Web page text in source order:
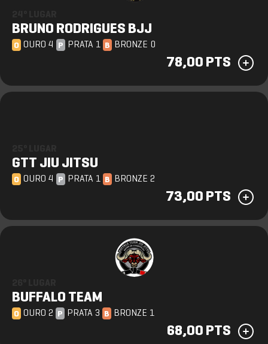
BRUNO RODRIGUES BJJ
O OURO 4 P PRATA 1 B BRONZE 0
78,00 PTS
GTT JIU JITSU
O OURO 4 P PRATA 1 B BRONZE 2
73,00 PTS
BUFFALO TEAM
O OURO 2 P PRATA 3 B BRONZE 1
68,00 PTS